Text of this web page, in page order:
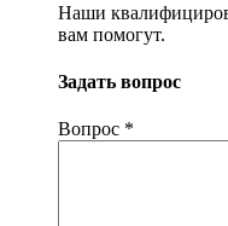
Наши
вам помогут.
Задать вопрос
Вопрос *